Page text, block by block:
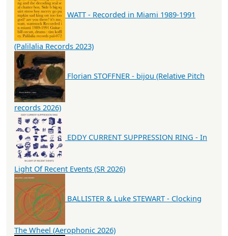
WATT - Recorded in Miami 1989-1991
(Palilalia Records 2023)
Florian STOFFNER - bijou (Relative Pitch
records 2026)
EDDY CURRENT SUPPRESSION RING - In
Light Of Recent Events (SR 2026)
BALLISTER & Luke STEWART - Clocking
The Wheel (Aerophonic 2026)